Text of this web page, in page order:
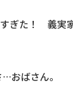
ぎた！ 義実
おばさん。